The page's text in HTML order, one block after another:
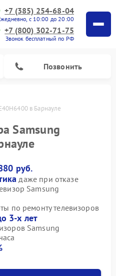
+7 (385) 254-68-04
с 10:00 до 20:00
+7 (800) 302-71-75
Звонок бесплатный по РФ
Позвонить
в Барнауле
Samsung
руб.
даже при отказе
Samsung
по ремонту телевизоров
3-х лет
Samsung